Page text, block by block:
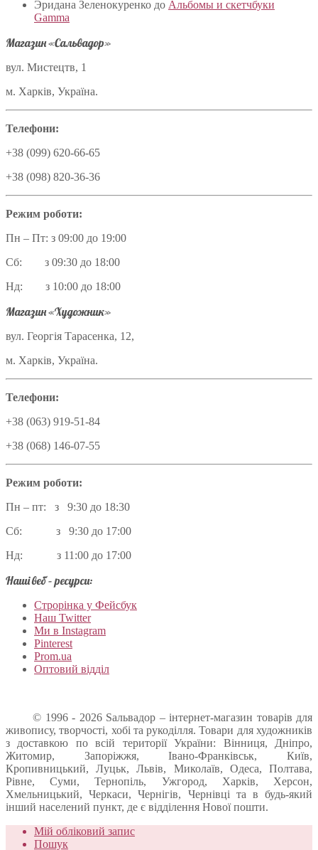
Эридана Зеленокуренко до Альбомы и скетчбуки
Gamma
Магазин «Сальвадор»
вул. Мистецтв, 1
м. Харків, Україна.
Телефони:
+38 (099) 620-66-65
+38 (098) 820-36-36
Режим роботи:
Пн – Пт: з 09:00 до 19:00
Сб: з 09:30 до 18:00
Нд: з 10:00 до 18:00
Магазин «Художник»
вул. Георгія Тарасенка, 12,
м. Харків, Україна.
Телефони:
+38 (063) 919-51-84
+38 (068) 146-07-55
Режим роботи:
Пн – пт: з 9:30 до 18:30
Сб: з 9:30 до 17:00
Нд: з 11:00 до 17:00
Наші веб – ресурси:
Строрінка у Фейсбук
Наш Twitter
Ми в Instagram
Pinterest
Prom.ua
Оптовий відділ
© 1996 - 2026 Sальвадор – інтернет-магазин товарів для
живопису, творчості, хобі та рукоділля. Товари для художників
з доставкою по всій території України: Вінниця, Дніпро,
Житомир, Запоріжжя, Івано-Франківськ, Київ,
Кропивницький, Луцьк, Львів, Миколаїв, Одеса, Полтава,
Рівне, Суми, Тернопіль, Ужгород, Харків, Херсон,
Хмельницький, Черкаси, Чернігів, Чернівці та в будь-який
інший населений пункт, де є відділення Нової пошти.
Мій обліковий запис
Пошук